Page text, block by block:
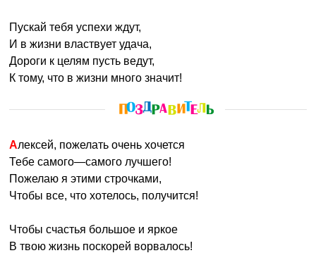
Пускай тебя успехи ждут,
И в жизни властвует удача,
Дороги к целям пусть ведут,
К тому, что в жизни много значит!
Алексей, пожелать очень хочется
Тебе самого—самого лучшего!
Пожелаю я этими строчками,
Чтобы все, что хотелось, получится!
Чтобы счастья большое и яркое
В твою жизнь поскорей ворвалось!